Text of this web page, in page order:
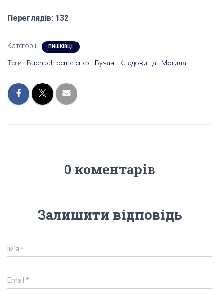
Переглядів: 132
Категорії: ПИШКІВЦІ
Теги: Buchach cemeteries Бучач Кладовища Могила
0 коментарів
Залишити відповідь
Ім'я *
Email *